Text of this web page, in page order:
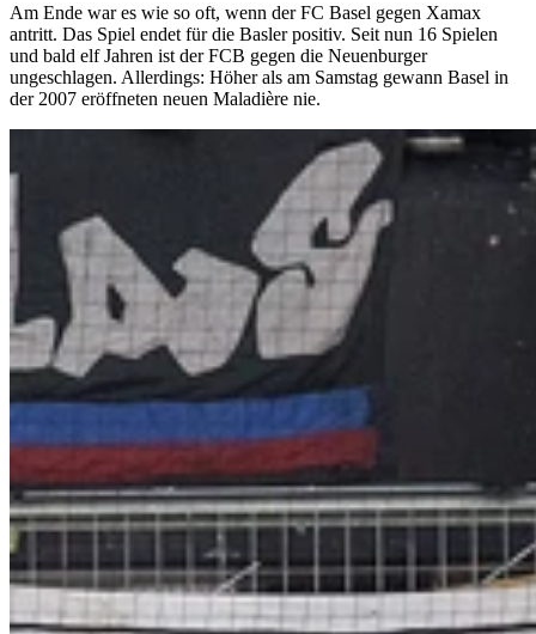
Am Ende war es wie so oft, wenn der FC Basel gegen Xamax
antritt. Das Spiel endet für die Basler positiv. Seit nun 16 Spielen
und bald elf Jahren ist der FCB gegen die Neuenburger
ungeschlagen. Allerdings: Höher als am Samstag gewann Basel in
der 2007 eröffneten neuen Maladière nie.